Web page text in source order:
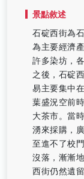
景點敘述
石碇西街為
為主要經濟
許多染坊，
之後，石碇
易主要集中
葉盛況空前
大茶市。當
湧來採購，
至進不了校
沒落，漸漸
西街仍然遺